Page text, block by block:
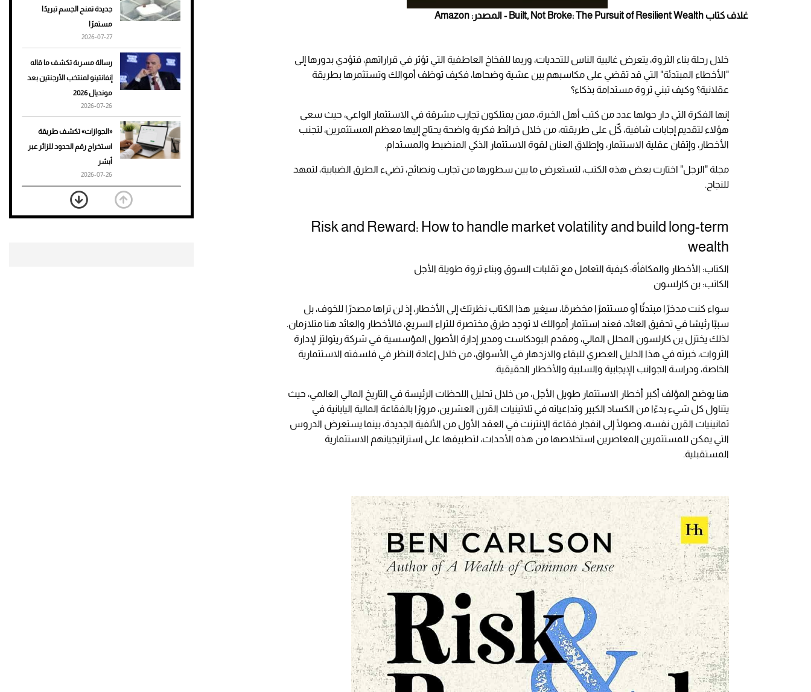
غلاف كتاب Built, Not Broke: The Pursuit of Resilient Wealth - المصدر: Amazon
خلال رحلة بناء الثروة، يتعرض غالبية الناس للتحديات، وربما للفخاخ العاطفية التي تؤثر في قراراتهم، فتؤدي بدورها إلى
"الأخطاء المبتدئة" التي قد تقضي على مكاسبهم بين عشية وضحاها، فكيف توظف أموالك وتستثمرها بطريقة
عقلانية؟ وكيف تبني ثروة مستدامة بذكاء؟
إنها الفكرة التي دار حولها عدد من كتب أهل الخبرة، ممن يمتلكون تجارب مشرقة في الاستثمار الواعي، حيث سعى
هؤلاء لتقديم إجابات شافية، كٌل على طريقته، من خلال خرائط فكرية واضحة يحتاج إليها معظم المستثمرين، لتجنب
الأخطار، وإتقان عقلية الاستثمار، وإطلاق العنان لقوة الاستثمار الذكي المنضبط والمستدام.
مجلة "الرجل" اختارت بعض هذه الكتب، لتستعرض ما بين سطورها من تجارب ونصائح، تضيء الطرق الضبابية، لتمهد
للنجاح.
Risk and Reward: How to handle market volatility and build long-term
wealth
الكتاب: الأخطار والمكافأة: كيفية التعامل مع تقلبات السوق وبناء ثروة طويلة الأجل
الكاتب: بن كارلسون
سواء كنت مدخرًا مبتدئًا أو مستثمرًا مخضرمًا، سيغير هذا الكتاب نظرتك إلى الأخطار، إذ لن تراها مصدرًا للخوف، بل
سببًا رئيسًا في تحقيق العائد، فعند استثمار أموالك لا توجد طرق مختصرة للثراء السريع، فالأخطار والعائد هنا متلازمان.
لذلك يختزل بن كارلسون المحلل المالي، ومقدم البودكاست ومدير إدارة الأصول المؤسسية في شركة ريثولتز لإدارة
الثروات، خبرته في هذا الدليل العصري للبقاء والازدهار في الأسواق، من خلال إعادة النظر في فلسفته الاستثمارية
الخاصة، ودراسة الجوانب الإيجابية والسلبية والأخطار الحقيقية.
هنا يوضح المؤلف أكبر أخطار الاستثمار طويل الأجل، من خلال تحليل اللحظات الرئيسة في التاريخ المالي العالمي، حيث
يتناول كل شيء بدءًا من الكساد الكبير وتداعياته في ثلاثينيات القرن العشرين، مرورًا بالفقاعة المالية اليابانية في
ثمانينيات القرن نفسه، وصولًا إلى انفجار فقاعة الإنترنت في العقد الأول من الألفية الجديدة، بينما يستعرض الدروس
التي يمكن للمستثمرين المعاصرين استخلاصها من هذه الأحداث، لتطبيقها على استراتيجياتهم الاستثمارية
المستقبلية.
لإطلالة جريئة وعصرية
للرجال
جديدة تمنح الجسم تبريدًا
مستمرًا
2026-07-27
رسالة مسربة تكشف ما قاله
إنفانتينو لمنتخب الأرجنتين بعد
مونديال 2026
2026-07-26
«الجوازات» تكشف طريقة
استخراج رقم الحدود للزائر عبر
أبشر
2026-07-26
بعد 7 أشهر من تعرضه لحادث
مروع.. جوشوا يفوز على برينغا